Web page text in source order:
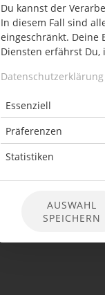
Du kannst der
In diesem Fall sind
eingeschränkt. Deine
Diensten erfährst Du,
Datenschutzerklärung
Essenziell
Präferenzen
Statistiken
AUSWAHL
SPEICHERN